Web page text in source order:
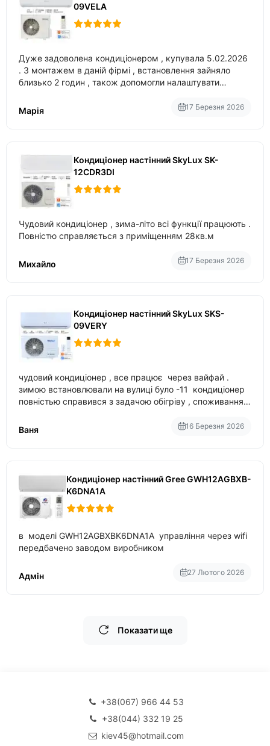
09VELA
Дуже задоволена кондиціонером , купувала 5.02.2026
. З монтажем в даній фірмі , встановлення зайняло
близько 2 годин , також допомогли налаштувати
Марія
17 Березня 2026
Кондиціонер настінний SkyLux SK-
12CDR3DI
Чудовий кондиціонер , зима-літо всі функції працюють .
Повністю справляється з приміщенням 28кв.м
Михайло 17 Березня 2026
Кондиціонер настінний SkyLux SKS-
09VERY
чудовий кондиціонер , все працює через вайфай .
зимою встановлювали на вулиці було -11 кондиціонер
повністью справився з задачою обігріву , споживання
температури
Ваня 16 Березня 2026
Кондиціонер настінний Gree GWH12AGBXB-
K6DNA1A
в моделі GWH12AGBXBK6DNA1A управління через wifi
передбачено заводом виробником
Адмін 27 Лютого 2026
Показати ще
+38(067) 966 44 53
+38(044) 332 19 25
kiev45@hotmail.com